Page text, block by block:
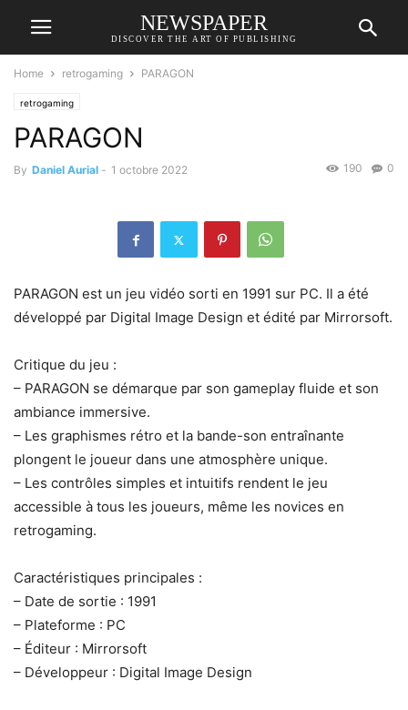
NEWSPAPER
DISCOVER THE ART OF PUBLISHING
Home retrogaming PARAGON
retrogaming
PARAGON
By Daniel Aurial - 1 octobre 2022 0
190
PARAGON est un jeu vidéo sorti en 1991 sur PC. Il a été
développé par Digital Image Design et édité par Mirrorsoft.
Critique du jeu :
– PARAGON se démarque par son gameplay fluide et son
ambiance immersive.
– Les graphismes rétro et la bande-son entraînante
plongent le joueur dans une atmosphère unique.
– Les contrôles simples et intuitifs rendent le jeu
accessible à tous les joueurs, même les novices en
retrogaming.
Caractéristiques principales :
– Date de sortie : 1991
– Plateforme : PC
– Éditeur : Mirrorsoft
– Développeur : Digital Image Design